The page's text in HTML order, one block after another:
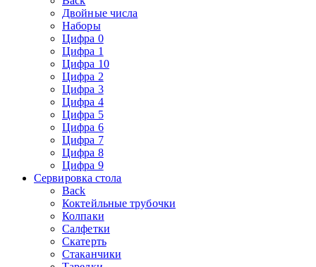
Двойные числа
Наборы
Цифра 0
Цифра 1
Цифра 10
Цифра 2
Цифра 3
Цифра 4
Цифра 5
Цифра 6
Цифра 7
Цифра 8
Цифра 9
Сервировка стола
Back
Коктейльные трубочки
Колпаки
Салфетки
Скатерть
Стаканчики